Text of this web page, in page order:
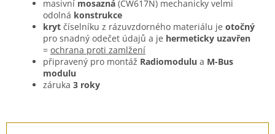
masivní mosazná (CW617N) mechanicky velmi
odolná konstrukce
kryt číselníku z rázuvzdorného materiálu je otočný
pro snadný odečet údajů a je hermeticky uzavřen
= ochrana proti zamlžení
připravený pro montáž Radiomodulu a M-Bus
modulu
záruka 3 roky